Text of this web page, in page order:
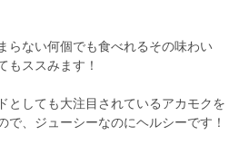
らない何個でも食べれるその味わい
もススみます！
としても大注目されているアカモクを
で、ジューシーなのにヘルシーです！